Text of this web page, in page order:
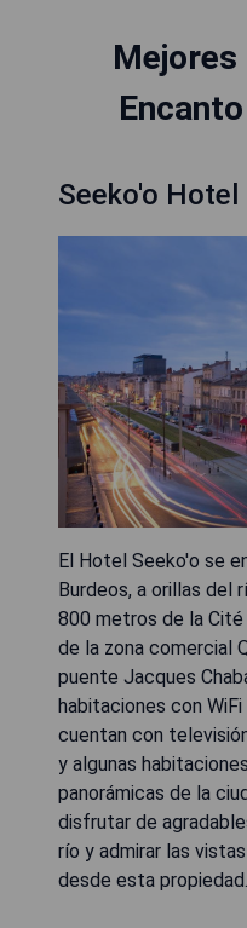
Seeko'o Hotel
El Hotel Seeko'o se
Burdeos, a orillas del
800 metros de la
de la zona comercial
puente Jacques
habitaciones con
cuentan con
y algunas
panorámicas de la
disfrutar de
río y admirar las
desde esta propiedad.